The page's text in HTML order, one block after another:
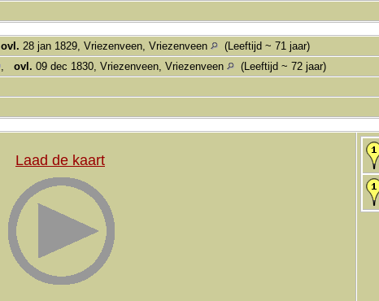
ovl. 28 jan 1829, Vriezenveen, Vriezenveen
(Leeftijd ~ 71 jaar)
, ovl. 09 dec 1830, Vriezenveen, Vriezenveen
(Leeftijd ~ 72 jaar)
Laad de kaart